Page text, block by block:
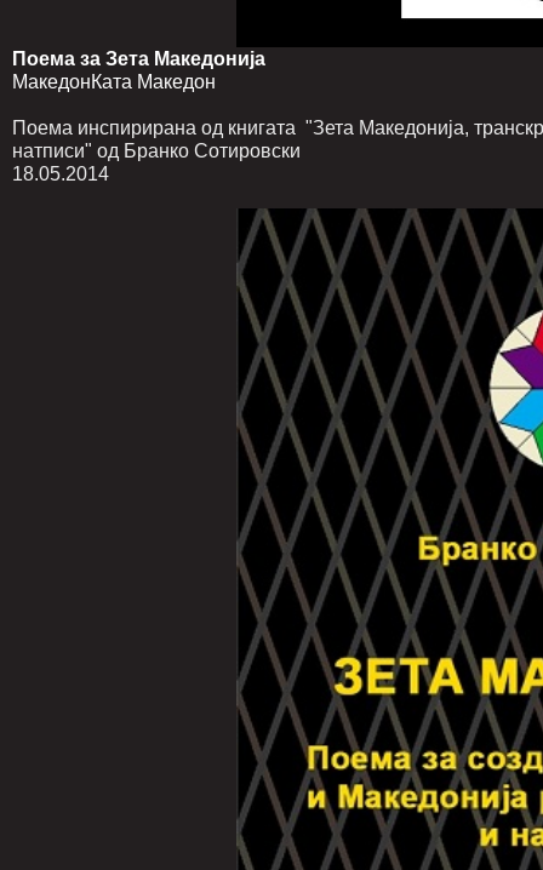
Поема за Зета Македонија
МакедонКата Македон
Поема инспирирана од книгата "Зета Македонија,
натписи" од Бранко Сотировски
18.05.2014